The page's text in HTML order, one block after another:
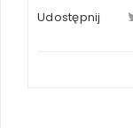
Udostępnij